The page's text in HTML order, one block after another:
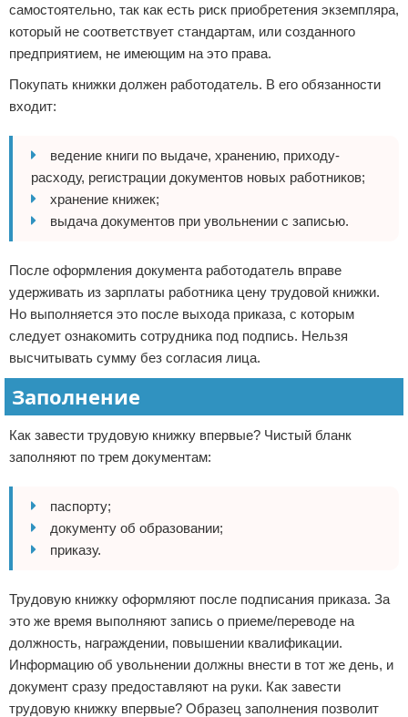
самостоятельно, так как есть риск приобретения экземпляра,
который не соответствует стандартам, или созданного
предприятием, не имеющим на это права.
Покупать книжки должен работодатель. В его обязанности
входит:
ведение книги по выдаче, хранению, приходу-
расходу, регистрации документов новых работников;
хранение книжек;
выдача документов при увольнении с записью.
После оформления документа работодатель вправе
удерживать из зарплаты работника цену трудовой книжки.
Но выполняется это после выхода приказа, с которым
следует ознакомить сотрудника под подпись. Нельзя
высчитывать сумму без согласия лица.
Заполнение
Как завести трудовую книжку впервые? Чистый бланк
заполняют по трем документам:
паспорту;
документу об образовании;
приказу.
Трудовую книжку оформляют после подписания приказа. За
это же время выполняют запись о приеме/переводе на
должность, награждении, повышении квалификации.
Информацию об увольнении должны внести в тот же день, и
документ сразу предоставляют на руки. Как завести
трудовую книжку впервые? Образец заполнения позволит